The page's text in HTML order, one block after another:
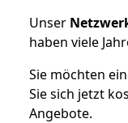
Unser
haben viele
Sie möchten
Sie sich jetzt
Angebote.